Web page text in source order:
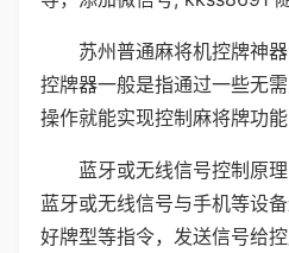
苏州普通麻将机控牌神
控牌器一般是指通过一些无
操作就能实现控制麻将牌功能
蓝牙或无线信号控制原
蓝牙或无线信号与手机等设
好牌型等指令，发送信号给